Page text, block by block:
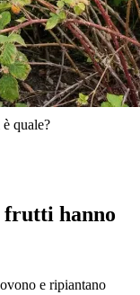
quale?
frutti hanno
e ripiantano